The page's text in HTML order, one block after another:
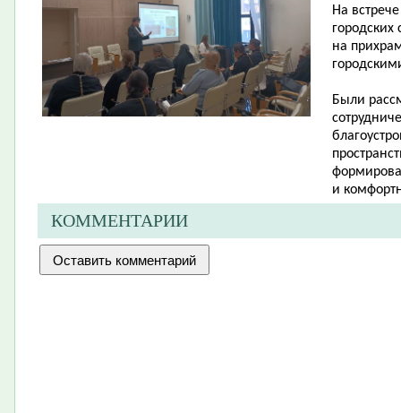
На
городских
на
Были
и
КОММЕНТАРИИ